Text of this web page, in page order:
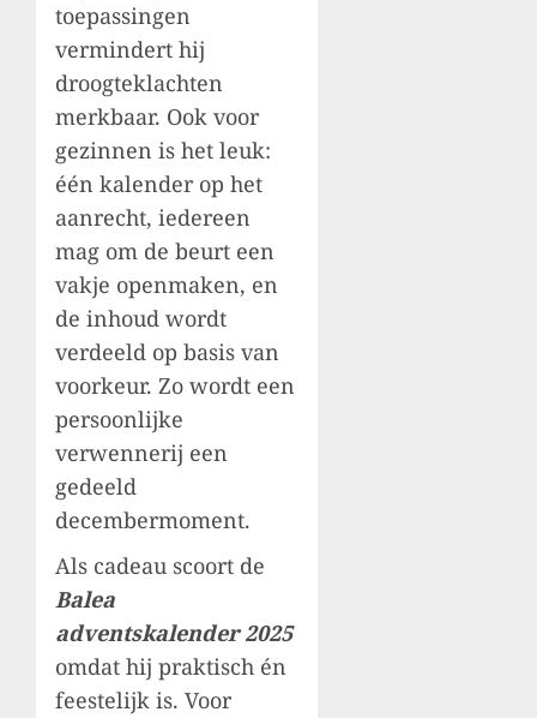
toepassingen
vermindert hij
droogteklachten
merkbaar. Ook voor
gezinnen is het leuk:
één kalender op het
aanrecht, iedereen
mag om de beurt een
vakje openmaken, en
de inhoud wordt
verdeeld op basis van
voorkeur. Zo wordt een
persoonlijke
verwennerij een
gedeeld
decembermoment.
Als cadeau scoort de
Balea
adventskalender 2025
omdat hij praktisch én
feestelijk is. Voor